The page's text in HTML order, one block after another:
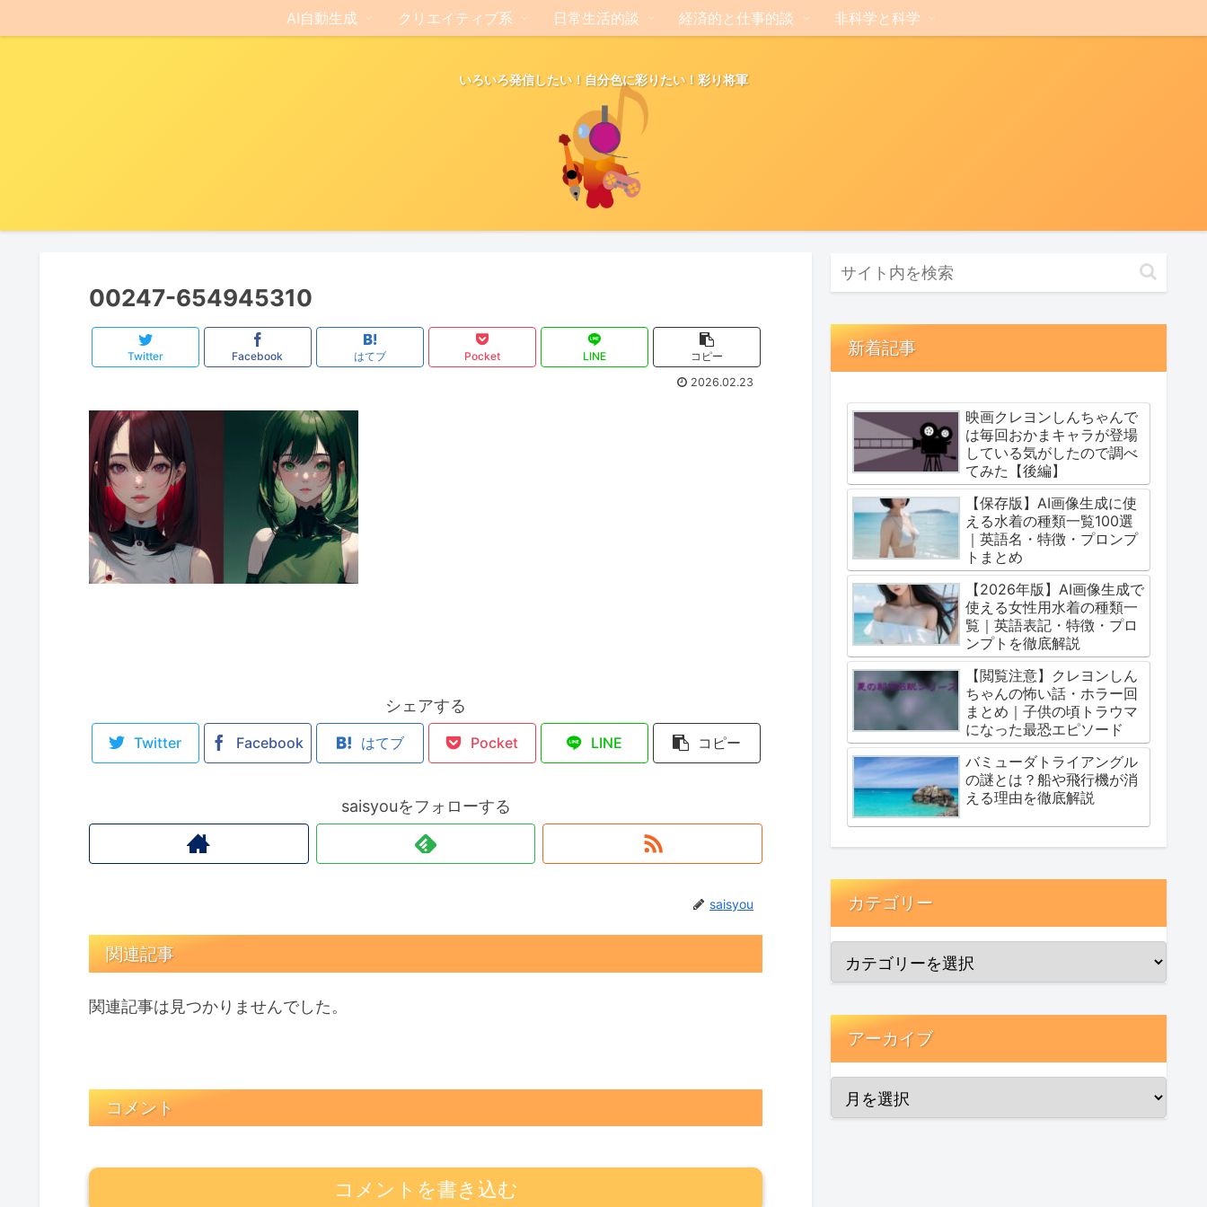
いろいろ発信したい！自分色に彩りたい！彩り将軍
AI自動生成 クリエイティブ系 日常生活的談 経済的と仕事的談 非科学と科学
00247-654945310
Twitter Facebook はてブ Pocket LINE
コピー
2026.02.23
シェアする
Twitter Facebook はてブ Pocket LINE コピー
saisyouをフォローする
saisyou
関連記事
関連記事は見つかりませんでした。
コメント
コメントを書き込む
新着記事
映画クレヨンしんちゃんで
は毎回おかまキャラが登場
している気がしたので調べ
てみた【後編】
【保存版】AI画像生成に使
える水着の種類一覧100選
｜英語名・特徴・プロンプ
トまとめ
【2026年版】AI画像生成で
使える女性用水着の種類一
覧｜英語表記・特徴・プロ
ンプトを徹底解説
【閲覧注意】クレヨンしん
ちゃんの怖い話・ホラー回
まとめ｜子供の頃トラウマ
になった最恐エピソード
バミューダトライアングル
の謎とは？船や飛行機が消
える理由を徹底解説
カテゴリー
アーカイブ